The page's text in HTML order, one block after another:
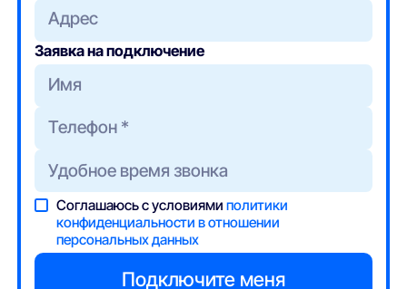
Адрес
Заявка на подключение
Соглашаюсь с условиямиполитики
конфиденциальности в отношении
персональных данных